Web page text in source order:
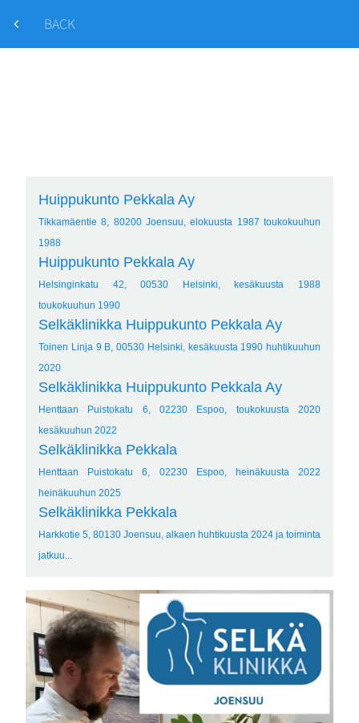
BACK
Huippukunto Pekkala Ay
Tikkamäentie 8, 80200 Joensuu, elokuusta 1987 toukokuuhun
1988
Huippukunto Pekkala Ay
Helsinginkatu 42, 00530 Helsinki, kesäkuusta 1988
toukokuuhun 1990
Selkäklinikka Huippukunto Pekkala Ay
Toinen Linja 9 B, 00530 Helsinki, kesäkuusta 1990 huhtikuuhun
2020
Selkäklinikka Huippukunto Pekkala Ay
Henttaan Puistokatu 6, 02230 Espoo, toukokuusta 2020
kesäkuuhun 2022
Selkäklinikka Pekkala
Henttaan Puistokatu 6, 02230 Espoo, heinäkuusta 2022
heinäkuuhun 2025
Selkäklinikka Pekkala
Harkkotie 5, 80130 Joensuu, alkaen huhtikuusta 2024 ja toiminta
jatkuu...